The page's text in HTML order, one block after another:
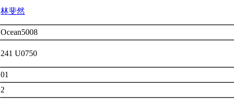
林斐然
Ocean5008
241 U0750
01
2